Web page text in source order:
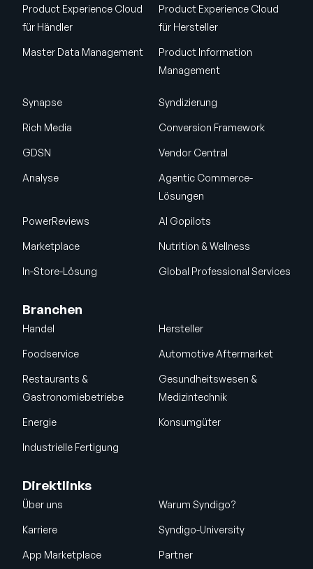
Product Experience Cloud
für Händler
Product Experience Cloud
für Hersteller
Master Data Management
Product Information
Management
Synapse Syndizierung
Rich Media Conversion Framework
GDSN Vendor Central
Analyse
Agentic Commerce-
Lösungen
PowerReviews AI Gopilots
Marketplace Nutrition & Wellness
In-Store-Lösung Global Professional Services
Branchen
Handel Hersteller
Foodservice Automotive Aftermarket
Restaurants &
Gastronomiebetriebe
Gesundheitswesen &
Medizintechnik
Energie Konsumgüter
Industrielle Fertigung
Direktlinks
Über uns Warum Syndigo?
Karriere Syndigo-University
App Marketplace Partner